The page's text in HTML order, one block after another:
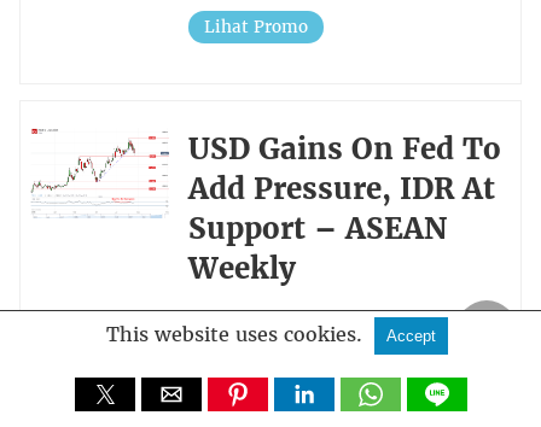
Lihat Promo
USD Gains On Fed To
Add Pressure, IDR At
Support – ASEAN
Weekly
US Dollar Technical Outlook:
USD/SGD, USD/MYR, USD/IDR,
USD/PHP
This website uses cookies. Accept